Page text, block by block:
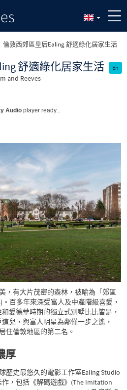
倫敦西郊區皇后Ealing 舒適綠化居家生活
舒適綠化居家生活
and Reeves
Audio player ready...
En
，有大片茂密的森林，被喻為「郊區
。百多年來深受富人及中產階級喜愛，
愛德華時期的獨立式別墅比比皆是，
兒，與富人明星為鄰僅一步之遙，
住倫敦地區的第二名。
厚
歷史最悠久的電影工作室Ealing Studio
，包括《解碼遊戲》(The Imitation